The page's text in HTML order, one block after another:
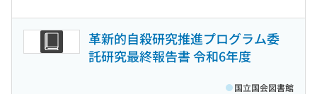
革新的自殺研究推進プログラム委
託研究最終報告書 令和6年度
国立国会図書館